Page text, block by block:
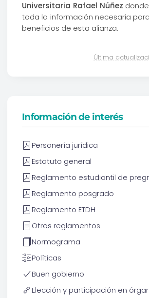
Universitaria Rafael Núñez
toda la información necesaria
beneficios de esta alianza.
Última
Información de interés
Personería jurídica
Estatuto general
Reglamento estudiantil de
Reglamento posgrado
Reglamento ETDH
Otros reglamentos
Normograma
Políticas
Buen gobierno
Elección y participación en